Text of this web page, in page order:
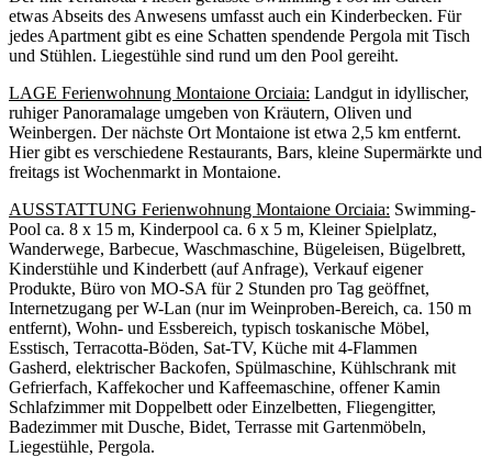
etwas Abseits des Anwesens umfasst auch ein Kinderbecken. Für
jedes Apartment gibt es eine Schatten spendende Pergola mit Tisch
und Stühlen. Liegestühle sind rund um den Pool gereiht.
LAGE Ferienwohnung Montaione Orciaia: Landgut in idyllischer,
ruhiger Panoramalage umgeben von Kräutern, Oliven und
Weinbergen. Der nächste Ort Montaione ist etwa 2,5 km entfernt.
Hier gibt es verschiedene Restaurants, Bars, kleine Supermärkte und
freitags ist Wochenmarkt in Montaione.
AUSSTATTUNG Ferienwohnung Montaione Orciaia: Swimming-
Pool ca. 8 x 15 m, Kinderpool ca. 6 x 5 m, Kleiner Spielplatz,
Wanderwege, Barbecue, Waschmaschine, Bügeleisen, Bügelbrett,
Kinderstühle und Kinderbett (auf Anfrage), Verkauf eigener
Produkte, Büro von MO-SA für 2 Stunden pro Tag geöffnet,
Internetzugang per W-Lan (nur im Weinproben-Bereich, ca. 150 m
entfernt), Wohn- und Essbereich, typisch toskanische Möbel,
Esstisch, Terracotta-Böden, Sat-TV, Küche mit 4-Flammen
Gasherd, elektrischer Backofen, Spülmaschine, Kühlschrank mit
Gefrierfach, Kaffekocher und Kaffeemaschine, offener Kamin
Schlafzimmer mit Doppelbett oder Einzelbetten, Fliegengitter,
Badezimmer mit Dusche, Bidet, Terrasse mit Gartenmöbeln,
Liegestühle, Pergola.